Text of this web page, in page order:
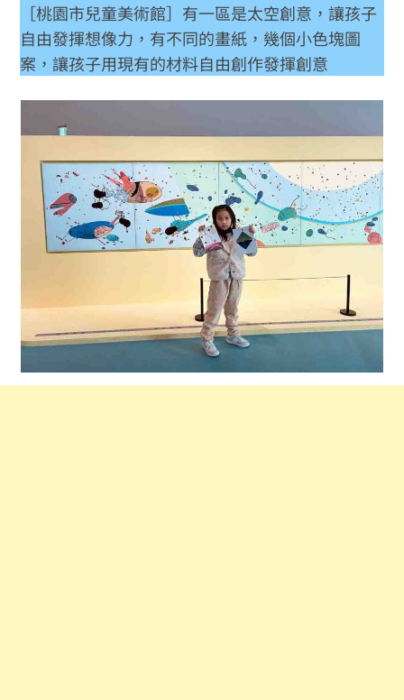
［桃園市兒童美術館］有一區是太空創意，讓孩子
自由發揮想像力，有不同的畫紙，幾個小色塊圖
案，讓孩子用現有的材料自由創作發揮創意